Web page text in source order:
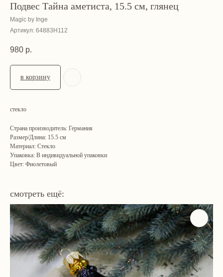
Подвес Тайна аметиста, 15.5 см, глянец
Magic by Inge
Артикул: 64883H112
980 р.
в корзину
стекло
Страна производитель: Германия
Размер/Длина: 15.5 см
Материал: Стекло
Упаковка: В индивидуальной упаковки
Цвет: Фиолетовый
смотреть ещё: